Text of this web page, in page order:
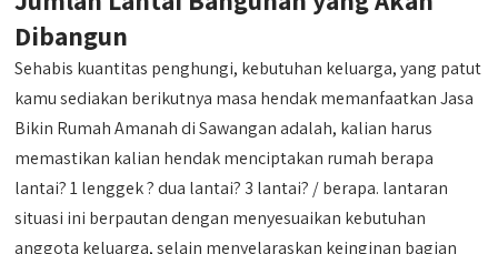
Dibangun
Sehabis kuantitas penghungi, kebutuhan keluarga, yang patut
kamu sediakan berikutnya masa hendak memanfaatkan Jasa
Bikin Rumah Amanah di Sawangan adalah, kalian harus
memastikan kalian hendak menciptakan rumah berapa
lantai? 1 lenggek ? dua lantai? 3 lantai? / berapa. lantaran
situasi ini berpautan dengan menyesuaikan kebutuhan
anggota keluarga, selain menyelaraskan keinginan bagian